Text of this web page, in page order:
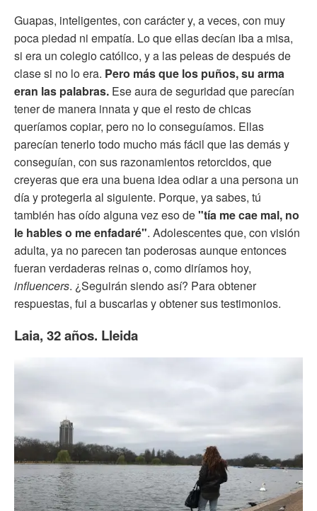
Guapas, inteligentes, con carácter y, a veces, con muy
poca piedad ni empatía. Lo que ellas decían iba a misa,
si era un colegio católico, y a las peleas de después de
clase si no lo era. Pero más que los puños, su arma
eran las palabras. Ese aura de seguridad que parecían
tener de manera innata y que el resto de chicas
queríamos copiar, pero no lo conseguíamos. Ellas
parecían tenerlo todo mucho más fácil que las demás y
conseguían, con sus razonamientos retorcidos, que
creyeras que era una buena idea odiar a una persona un
día y protegerla al siguiente. Porque, ya sabes, tú
también has oído alguna vez eso de"tía me cae mal, no
le hables o me enfadaré". Adolescentes que, con visión
adulta, ya no parecen tan poderosas aunque entonces
fueran verdaderas reinas o, como diríamos hoy,
influencers. ¿Seguirán siendo así? Para obtener
respuestas, fui a buscarlas y obtener sus testimonios.
Laia, 32 años. Lleida